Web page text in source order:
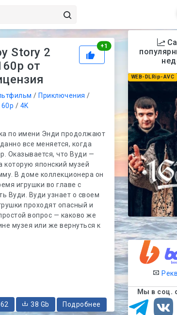
+1 Рейтинг
Story 2
от
/Приключения /
/ 4K
по имени Энди продолжают
все меняется, когда
Оказывается, что Вуди —
которую японский музей
В доме коллекционера он
игрушки во главе с
Вуди. Вуди узнает о своем
проходят опасный и
вопрос — каково же
музея или же вернуться к
62 38 Gb Подробнее
WEB-DLRip-AVC
Мы в соц.